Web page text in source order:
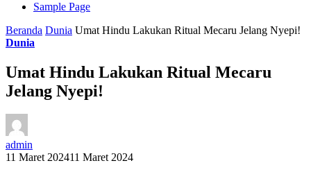
Sample Page
Beranda Dunia Umat Hindu Lakukan Ritual Mecaru Jelang Nyepi!
Dunia
Umat Hindu Lakukan Ritual Mecaru
Jelang Nyepi!
admin
11 Maret 202411 Maret 2024